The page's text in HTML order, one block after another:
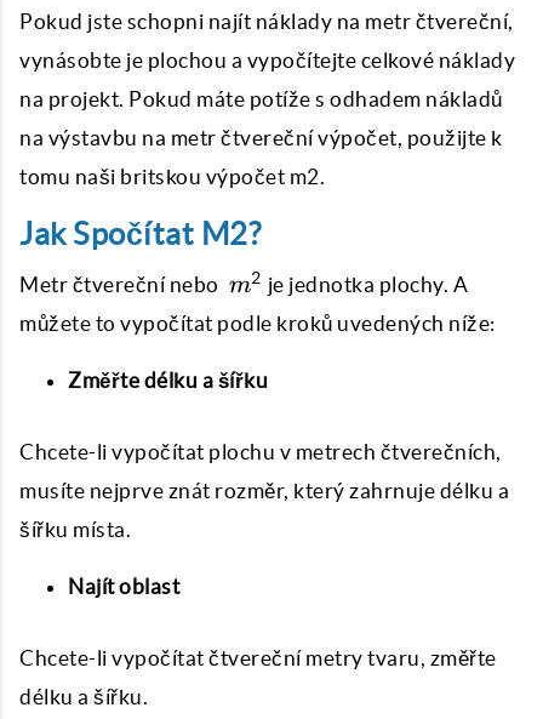
Pokud jste schopni najít náklady na metr čtvereční,
vynásobte je plochou a vypočítejte celkové náklady
na projekt. Pokud máte potíže s odhadem nákladů
na výstavbu na metr čtvereční výpočet, použijte k
tomu naši britskou výpočet m2.
Jak Spočítat M2?
Metr čtvereční nebo \
m^{2}
m2 je jednotka plochy. A
můžete to vypočítat podle kroků uvedených níže:
Změřte délku a šířku
Chcete-li vypočítat plochu v metrech čtverečních,
musíte nejprve znát rozměr, který zahrnuje délku a
šířku místa.
Najít oblast
Chcete-li vypočítat čtvereční metry tvaru, změřte
délku a šířku.